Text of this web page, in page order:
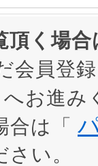
頂く場
会員登
へお進
合は「
い。